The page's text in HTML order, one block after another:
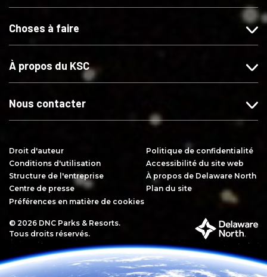
u
F
a
k
s
r
a
s
r
u
o
e
Choses à faire
À propos du KSC
Nous contacter
Droit d'auteur
Politique de confidentialité
Conditions d'utilisation
Accessibilité du site web
Structure de l'entreprise
À propos de Delaware North
Centre de presse
Plan du site
Préférences en matière de cookies
F
i
t
© 2026 DNC Parks & Resorts.
Tous droits réservés.